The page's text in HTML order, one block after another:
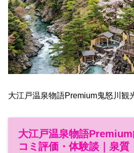
大江戸温泉物語Premium鬼怒川観
大江戸温泉物語Premium
コミ評価・体験談｜泉質